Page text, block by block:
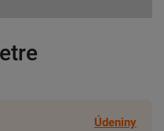
Údeniny